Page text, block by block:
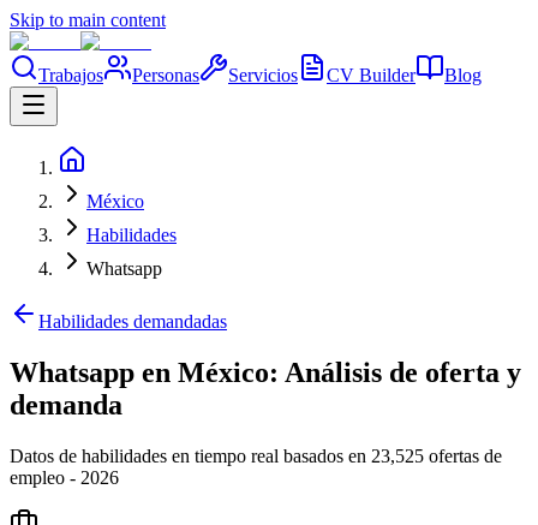
Skip to main content
Trabajos Personas Servicios CV Builder Blog
México
Habilidades
Whatsapp
Habilidades demandadas
Whatsapp en México: Análisis de oferta y
demanda
Datos de habilidades en tiempo real basados en 23,525 ofertas de
empleo - 2026